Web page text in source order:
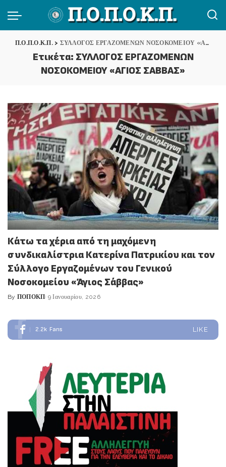
Π.Ο.Π.Ο.Κ.Π.> ΣΥΛΛΟΓΟΣ ΕΡΓΑΖΟΜΕΝΩΝ ΝΟΣΟΚΟΜΕΙΟΥ «ΑΓΙΟΣ ΣΑΒΒΑΣ»
Ετικέτα: ΣΥΛΛΟΓΟΣ ΕΡΓΑΖΟΜΕΝΩΝ
ΝΟΣΟΚΟΜΕΙΟΥ «ΑΓΙΟΣ ΣΑΒΒΑΣ»
Κάτω τα χέρια από τη μαχόμενη
συνδικαλίστρια Κατερίνα Πατρικίου και τον
Σύλλογο Εργαζομένων του Γενικού
Νοσοκομείου «Άγιος Σάββας»
Posted
By ΠΟΠΟΚΠ 9 Ιανουαρίου, 2026
2.2k Fans LIKE